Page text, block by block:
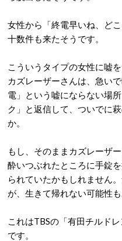
女性から「終電早いね、ど
十数件も来たそうです。
こういうタイプの女性に嘘
カズレーザーさんは、急い
電」という嘘にならない場
ク」と返信して、ついでに
か。
もし、そのままカズレーザ
酔いつぶれたところに手錠
られていたかもしれません
が、生きて帰れない可能性も
これはTBSの「有田チルド
です。